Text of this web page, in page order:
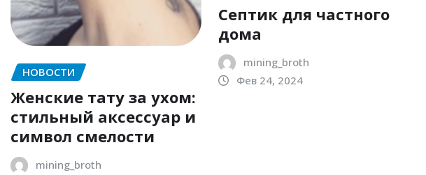
НОВОСТИ
Женские тату за ухом:
стильный аксессуар и
символ смелости
mining_broth
Септик для частного
дома
mining_broth
Фев 24, 2024